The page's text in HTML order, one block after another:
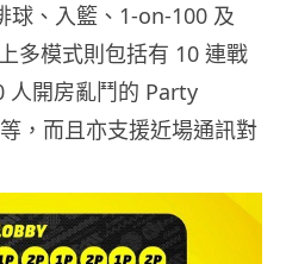
球、入籃、1-on-100 及
多模式則包括有 10 連戰
人開房亂鬥的 Party
，而且亦支援近場通訊對